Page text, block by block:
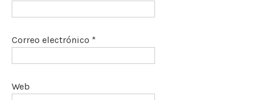
Correo electrónico *
Web